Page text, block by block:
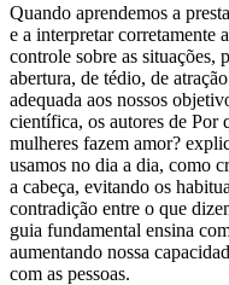
Quando aprendemos a
e a interpretar corretamente
controle sobre as situações,
abertura, de tédio, de
adequada aos nossos
científica, os autores de Por
mulheres fazem amor?
usamos no dia a dia, como
a cabeça, evitando os
contradição entre o que
guia fundamental ensina
aumentando nossa
com as pessoas.